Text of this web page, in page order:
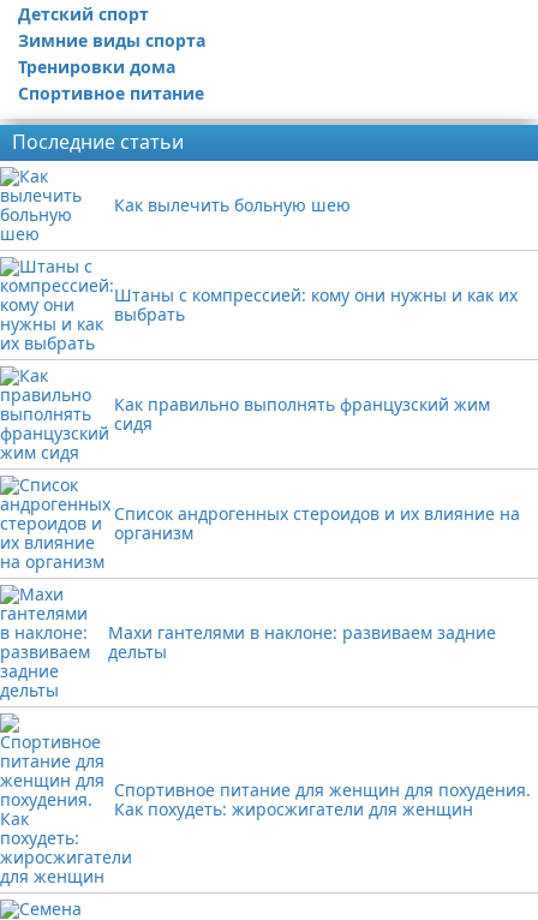
Детский спорт
Зимние виды спорта
Тренировки дома
Спортивное питание
Последние статьи
Как вылечить больную шею
Штаны с компрессией: кому они нужны и как их
выбрать
Как правильно выполнять французский жим
сидя
Список андрогенных стероидов и их влияние на
организм
Махи гантелями в наклоне: развиваем задние
дельты
Спортивное питание для женщин для похудения.
Как похудеть: жиросжигатели для женщин